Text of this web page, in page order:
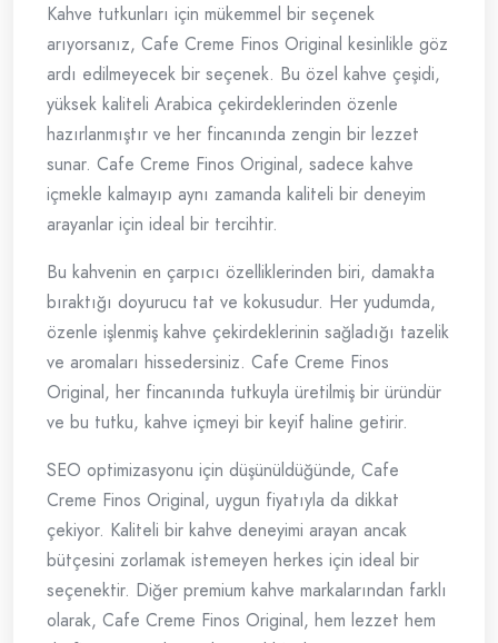
Kahve tutkunları için mükemmel bir seçenek
arıyorsanız, Cafe Creme Finos Original kesinlikle göz
ardı edilmeyecek bir seçenek. Bu özel kahve çeşidi,
yüksek kaliteli Arabica çekirdeklerinden özenle
hazırlanmıştır ve her fincanında zengin bir lezzet
sunar. Cafe Creme Finos Original, sadece kahve
içmekle kalmayıp aynı zamanda kaliteli bir deneyim
arayanlar için ideal bir tercihtir.
Bu kahvenin en çarpıcı özelliklerinden biri, damakta
bıraktığı doyurucu tat ve kokusudur. Her yudumda,
özenle işlenmiş kahve çekirdeklerinin sağladığı tazelik
ve aromaları hissedersiniz. Cafe Creme Finos
Original, her fincanında tutkuyla üretilmiş bir üründür
ve bu tutku, kahve içmeyi bir keyif haline getirir.
SEO optimizasyonu için düşünüldüğünde, Cafe
Creme Finos Original, uygun fiyatıyla da dikkat
çekiyor. Kaliteli bir kahve deneyimi arayan ancak
bütçesini zorlamak istemeyen herkes için ideal bir
seçenektir. Diğer premium kahve markalarından farklı
olarak, Cafe Creme Finos Original, hem lezzet hem